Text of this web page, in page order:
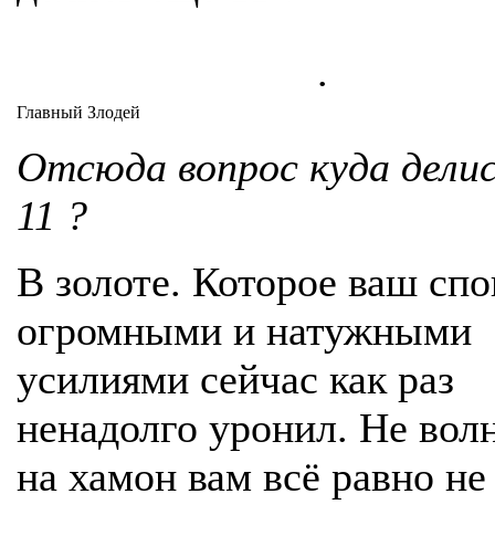
.
Главный Злодей
Отсюда вопрос куда
11 ?
В золоте. Которое ваш
огромными и натужными
усилиями сейчас как раз
ненадолго уронил. Не
на хамон вам всё равно не